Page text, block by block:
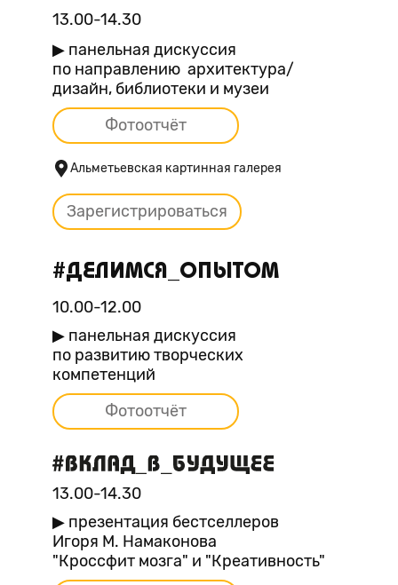
13.00-14.30
▶ панельная дискуссия
по направлению архитектура/
дизайн, библиотеки и музеи
Фотоотчёт
Альметьевская картинная галерея
Зарегистрироваться
#ДЕЛИМСЯ_ОПЫТОМ
10.00-12.00
▶ панельная дискуссия
по развитию творческих
компетенций
Фотоотчёт
13.00-14.30
▶ презентация бестселлеров
Игоря М. Намаконова
"Кроссфит мозга" и "Креативность"